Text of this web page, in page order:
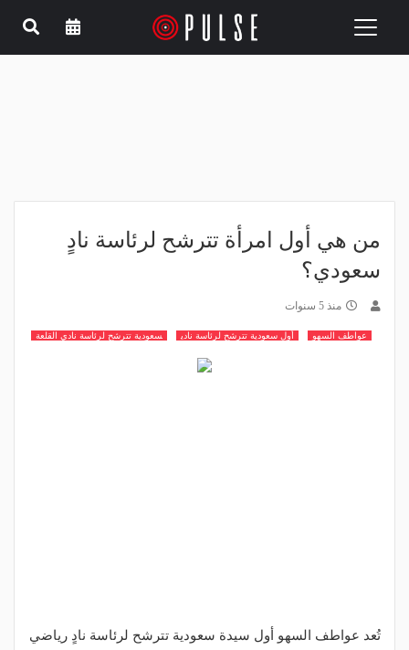
Toggle
من هي أول امرأة تترشح لرئاسة نادٍ
سعودي؟
منذ 5 سنوات
عواطف السهو أول سعودية تترشح لرئاسة نادي سعودية تترشح لرئاسة نادي القلعة
تُعد عواطف السهو أول سيدة سعودية تترشح لرئاسة نادٍ رياضي